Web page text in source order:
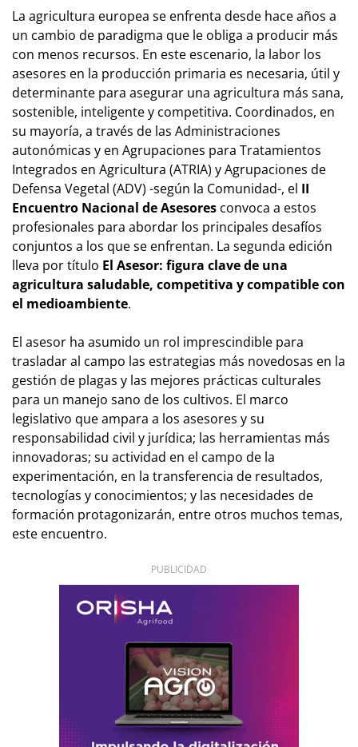
La agricultura europea se enfrenta desde hace años a
un cambio de paradigma que le obliga a producir más
con menos recursos. En este escenario, la labor los
asesores en la producción primaria es necesaria, útil y
determinante para asegurar una agricultura más sana,
sostenible, inteligente y competitiva. Coordinados, en
su mayoría, a través de las Administraciones
autonómicas y en Agrupaciones para Tratamientos
Integrados en Agricultura (ATRIA) y Agrupaciones de
Defensa Vegetal (ADV) -según la Comunidad-, el II
Encuentro Nacional de Asesores convoca a estos
profesionales para abordar los principales desafíos
conjuntos a los que se enfrentan. La segunda edición
lleva por título El Asesor: figura clave de una
agricultura saludable, competitiva y compatible con
el medioambiente.
El asesor ha asumido un rol imprescindible para
trasladar al campo las estrategias más novedosas en la
gestión de plagas y las mejores prácticas culturales
para un manejo sano de los cultivos. El marco
legislativo que ampara a los asesores y su
responsabilidad civil y jurídica; las herramientas más
innovadoras; su actividad en el campo de la
experimentación, en la transferencia de resultados,
tecnologías y conocimientos; y las necesidades de
formación protagonizarán, entre otros muchos temas,
este encuentro.
PUBLICIDAD